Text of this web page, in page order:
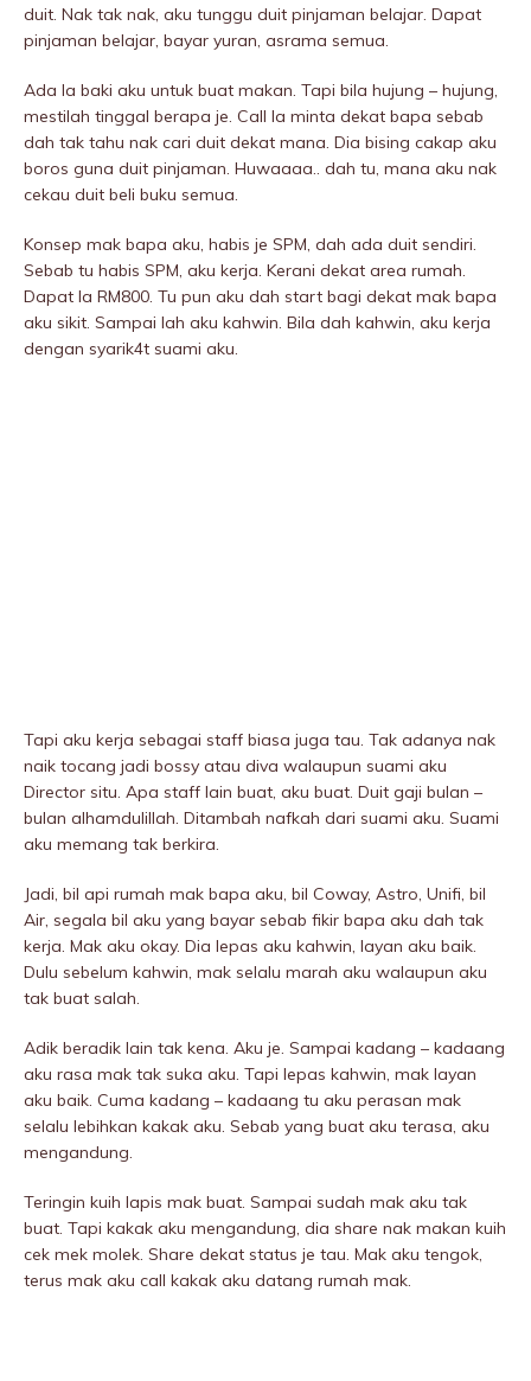
duit. Nak tak nak, aku tunggu duit pinjaman belajar. Dapat
pinjaman belajar, bayar yuran, asrama semua.
Ada la baki aku untuk buat makan. Tapi bila hujung – hujung,
mestilah tinggal berapa je. Call la minta dekat bapa sebab
dah tak tahu nak cari duit dekat mana. Dia bising cakap aku
boros guna duit pinjaman. Huwaaaa.. dah tu, mana aku nak
cekau duit beli buku semua.
Konsep mak bapa aku, habis je SPM, dah ada duit sendiri.
Sebab tu habis SPM, aku kerja. Kerani dekat area rumah.
Dapat la RM800. Tu pun aku dah start bagi dekat mak bapa
aku sikit. Sampai lah aku kahwin. Bila dah kahwin, aku kerja
dengan syarik4t suami aku.
Tapi aku kerja sebagai staff biasa juga tau. Tak adanya nak
naik tocang jadi bossy atau diva walaupun suami aku
Director situ. Apa staff lain buat, aku buat. Duit gaji bulan –
bulan alhamdulillah. Ditambah nafkah dari suami aku. Suami
aku memang tak berkira.
Jadi, bil api rumah mak bapa aku, bil Coway, Astro, Unifi, bil
Air, segala bil aku yang bayar sebab fikir bapa aku dah tak
kerja. Mak aku okay. Dia lepas aku kahwin, layan aku baik.
Dulu sebelum kahwin, mak selalu marah aku walaupun aku
tak buat salah.
Adik beradik lain tak kena. Aku je. Sampai kadang – kadaang
aku rasa mak tak suka aku. Tapi lepas kahwin, mak layan
aku baik. Cuma kadang – kadaang tu aku perasan mak
selalu lebihkan kakak aku. Sebab yang buat aku terasa, aku
mengandung.
Teringin kuih lapis mak buat. Sampai sudah mak aku tak
buat. Tapi kakak aku mengandung, dia share nak makan kuih
cek mek molek. Share dekat status je tau. Mak aku tengok,
terus mak aku call kakak aku datang rumah mak.